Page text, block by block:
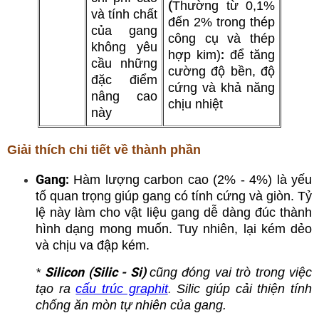
và tính chất
của gang
không yêu
cầu những
đặc điểm
nâng cao
này
(Thường từ 0,1%
đến 2% trong thép
công cụ và thép
hợp kim): để tăng
cường độ bền, độ
cứng và khả năng
chịu nhiệt
Giải thích chi tiết về thành phần
Gang: Hàm lượng carbon cao (2% - 4%) là yếu
tố quan trọng giúp gang có tính cứng và giòn. Tỷ
lệ này làm cho vật liệu gang dễ dàng đúc thành
hình dạng mong muốn. Tuy nhiên, lại kém dẻo
và chịu va đập kém.
* Silicon (Silic - Si)cũng đóng vai trò trong việc
tạo ra cấu trúc graphit. Silic giúp cải thiện tính
chống ăn mòn tự nhiên của gang.